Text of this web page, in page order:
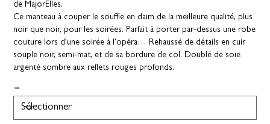
de MajorElles.
Ce manteau à couper le souffle en daim de la meilleure qualité, plus
noir que noir, pour les soirées. Parfait à porter par-dessus une robe
couture lors d’une soirée à l’opéra… Rehaussé de détails en cuir
souple noir, semi-mat, et de sa bordure de col. Doublé de soie
argenté sombre aux reflets rouges profonds.
Taille